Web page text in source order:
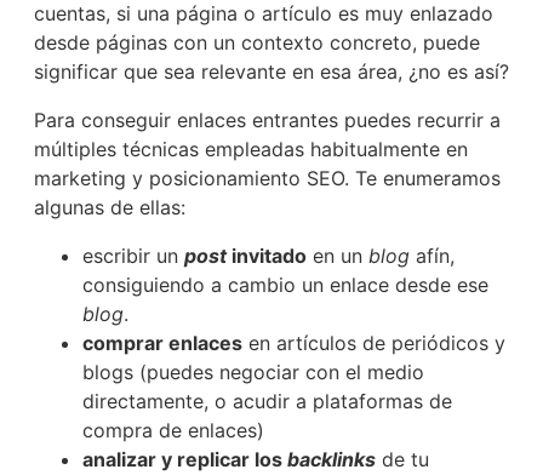
cuentas, si una página o artículo es muy enlazado
desde páginas con un contexto concreto, puede
significar que sea relevante en esa área, ¿no es así?
Para conseguir enlaces entrantes puedes recurrir a
múltiples técnicas empleadas habitualmente en
marketing y posicionamiento SEO. Te enumeramos
algunas de ellas:
escribir un postinvitado en un blog afín,
consiguiendo a cambio un enlace desde ese
blog.
comprar enlaces en artículos de periódicos y
blogs (puedes negociar con el medio
directamente, o acudir a plataformas de
compra de enlaces)
analizar y replicar los backlinks de tu